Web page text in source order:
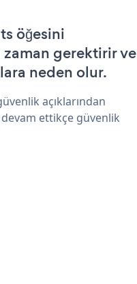
öğesini
gerektirir ve
neden olur.
açıklarından
ettikçe güvenlik